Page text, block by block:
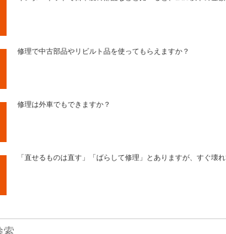
修理で中古部品やリビルト品を使ってもらえますか？
修理は外車でもできますか？
「直せるものは直す」「ばらして修理」とありますが、すぐ壊